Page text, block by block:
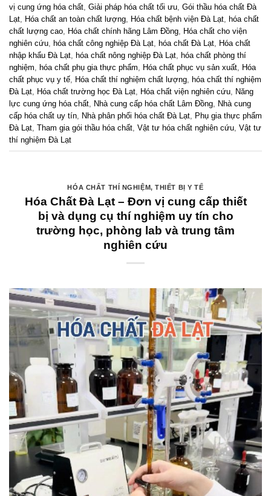
vị cung ứng hóa chất Giải pháp hóa chất tối ưu Gói thầu hóa chất Đà
Lạt Hóa chất an toàn chất lượng Hóa chất bệnh viện Đà Lạt hóa chất
chất lượng cao Hóa chất chính hãng Lâm Đồng Hóa chất cho viện
nghiên cứu hóa chất công nghiệp Đà Lạt hóa chất Đà Lạt Hóa chất
nhập khẩu Đà Lạt hóa chất nông nghiệp Đà Lạt hóa chất phòng thí
nghiệm hóa chất phụ gia thực phẩm Hóa chất phục vụ sản xuất Hóa
chất phục vụ y tế Hóa chất thí nghiệm chất lượng hóa chất thí nghiệm
Đà Lạt Hóa chất trường học Đà Lạt Hóa chất viện nghiên cứu Năng
lực cung ứng hóa chất Nhà cung cấp hóa chất Lâm Đồng Nhà cung
cấp hóa chất uy tín Nhà phân phối hóa chất Đà Lạt Phụ gia thực phẩm
Đà Lạt Tham gia gói thầu hóa chất Vật tư hóa chất nghiên cứu Vật tư
thí nghiệm Đà Lạt
HÓA CHẤT THÍ NGHIỆM,THIẾT BỊ Y TẾ
Hóa Chất Đà Lạt – Đơn vị cung cấp thiết
bị và dụng cụ thí nghiệm uy tín cho
trường học, phòng lab và trung tâm
nghiên cứu